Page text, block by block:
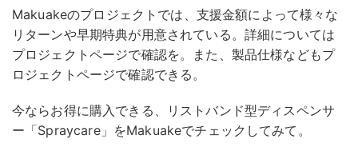
Makuakeのプロジェクトでは、支援金額によって様々な
リターンや早期特典が用意されている。詳細については
プロジェクトページで確認を。また、製品仕様などもプ
ロジェクトページで確認できる。
今ならお得に購入できる、リストバンド型ディスペンサ
ー「Spraycare」をMakuakeでチェックしてみて。